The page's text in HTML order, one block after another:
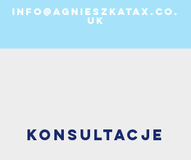
info@agnieszkatax.co.
uk
KONSULTACJE